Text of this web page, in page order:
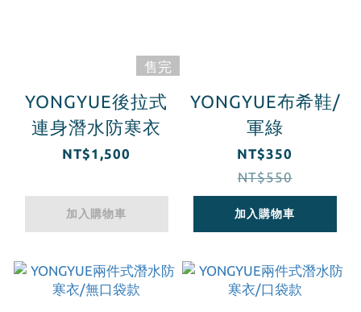
售完
YONGYUE後拉式
連身潛水防寒衣
NT$1,500
加入購物車
YONGYUE布希鞋/
軍綠
NT$350
NT$550
加入購物車